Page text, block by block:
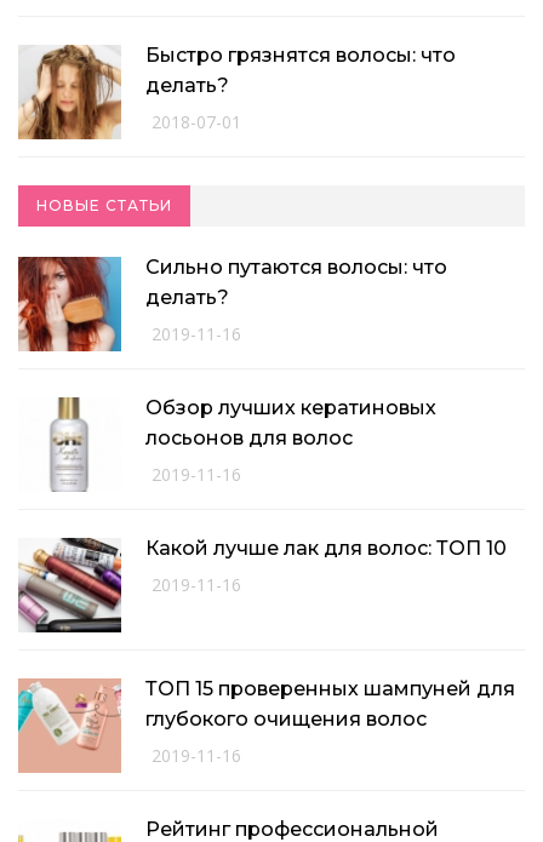
Быстро грязнятся волосы: что
делать?
2018-07-01
НОВЫЕ СТАТЬИ
Сильно путаются волосы: что
делать?
2019-11-16
Обзор лучших кератиновых
лосьонов для волос
2019-11-16
Какой лучше лак для волос: ТОП 10
2019-11-16
ТОП 15 проверенных шампуней для
глубокого очищения волос
2019-11-16
Рейтинг профессиональной